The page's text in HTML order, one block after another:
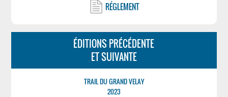
RÉGLEMENT
ÉDITIONS PRÉCÉDENTE
ET SUIVANTE
TRAIL DU GRAND VELAY
2023